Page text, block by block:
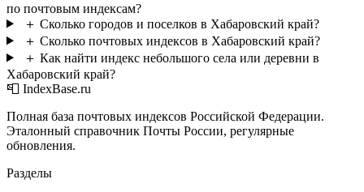
по почтовым индексам?
＋ Сколько городов и поселков в Хабаровский край?
＋ Сколько почтовых индексов в Хабаровский край?
＋ Как найти индекс небольшого села или деревни в
Хабаровский край?
📮 IndexBase.ru
Полная база почтовых индексов Российской Федерации.
Эталонный справочник Почты России, регулярные
обновления.
Разделы